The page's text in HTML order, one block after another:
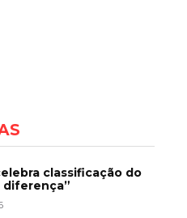
classificação do
diferença”